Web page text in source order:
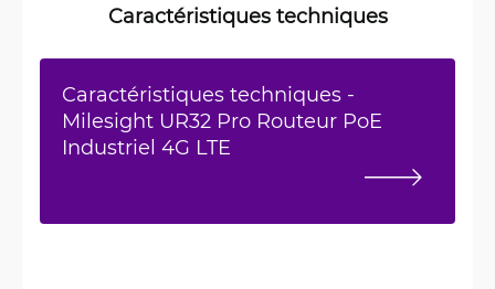
Caractéristiques techniques
Caractéristiques techniques -
Milesight UR32 Pro Routeur PoE
Industriel 4G LTE